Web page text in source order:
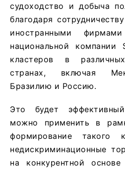
судоходство и добыча
благодаря
иностранными
национальной
кластеров в
странах, включая
Бразилию и Россию.
Это будет
можно применить в
формирование такого
недискриминационные
на конкурентной